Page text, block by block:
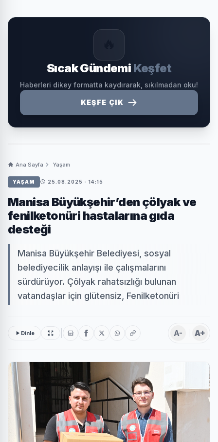
Sıcak Gündemi Keşfet
Haberleri dikey formatta kaydırarak, sıkılmadan oku!
KEŞFE ÇIK
Ana Sayfa Yaşam
YAŞAM 25.08.2025 - 14:15
Manisa Büyükşehir’den çölyak ve
fenilketonüri hastalarına gıda
desteği
Manisa Büyükşehir Belediyesi, sosyal
belediyecilik anlayışı ile çalışmalarını
sürdürüyor. Çölyak rahatsızlığı bulunan
vatandaşlar için glütensiz, Fenilketonüri
Dinle A- A+